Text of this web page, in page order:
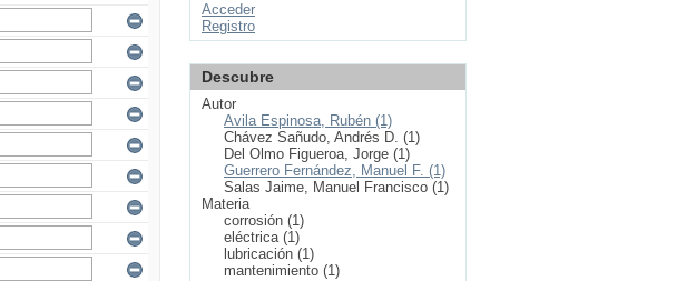
Acceder
Registro
Descubre
Autor
Avila Espinosa, Rubén (1)
Chávez Sañudo, Andrés D. (1)
Del Olmo Figueroa, Jorge (1)
Guerrero Fernández, Manuel F. (1)
Salas Jaime, Manuel Francisco (1)
Materia
corrosión (1)
eléctrica (1)
lubricación (1)
mantenimiento (1)